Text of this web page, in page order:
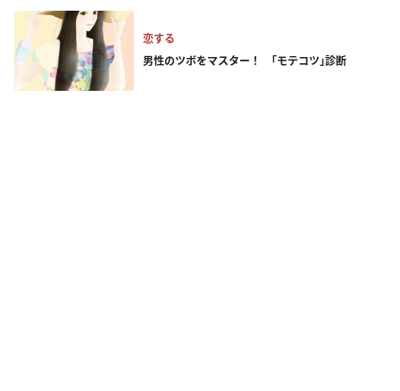
恋する
男性のツボをマスター！ ｢モテコツ｣診断